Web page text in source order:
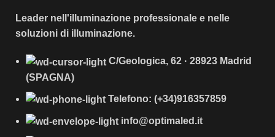
Leader nell'illuminazione professionale e nelle
soluzioni di illuminazione.
C/Geologica, 62 · 28923 Madrid
(SPAGNA)
Telefono: (+34)916357859
info@optimaled.it